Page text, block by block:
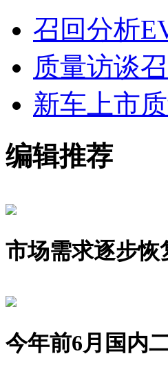
召回分析
质量访谈
新车上市
编辑推荐
市场需求逐步恢
今年前6月国内